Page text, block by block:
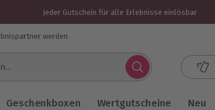
Jeder Gutschein für alle Erlebnisse einlösbar
werden
Geschenkboxen Wertgutscheine Neu